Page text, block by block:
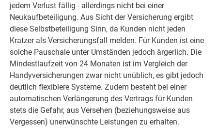
jedem Verlust fällig - allerdings nicht bei einer
Neukaufbeteiligung. Aus Sicht der Versicherung ergibt
diese Selbstbeteiligung Sinn, da Kunden nicht jeden
Kratzer als Versicherungsfall melden. Für Kunden ist eine
solche Pauschale unter Umständen jedoch ärgerlich. Die
Mindestlaufzeit von 24 Monaten ist im Vergleich der
Handyversicherungen zwar nicht unüblich, es gibt jedoch
deutlich flexiblere Systeme. Zudem besteht bei einer
automatischen Verlängerung des Vertrags für Kunden
stets die Gefahr, aus Versehen (beziehungsweise aus
Vergessen) unerwünschte Leistungen zu erhalten.